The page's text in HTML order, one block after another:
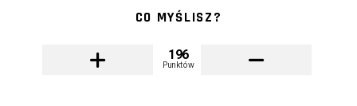
CO MYŚLISZ?
196
Punktów